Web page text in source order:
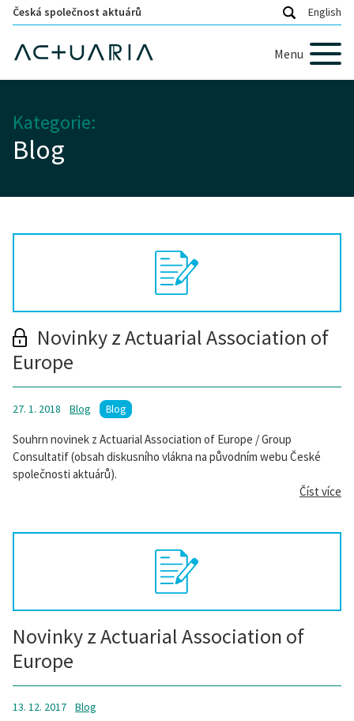
Česká společnost aktuárů English
Menu
Kategorie:
Blog
Novinky z Actuarial Association of
Europe
27. 1. 2018 Blog Blog
Souhrn novinek z Actuarial Association of Europe / Group
Consultatif (obsah diskusního vlákna na původním webu České
společnosti aktuárů).
Číst více
Novinky z Actuarial Association of
Europe
13. 12. 2017 Blog